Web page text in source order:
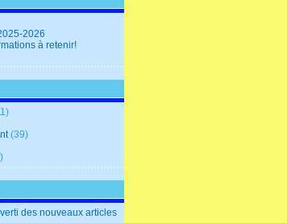
2026
à retenir!
(39)
des nouveaux articles